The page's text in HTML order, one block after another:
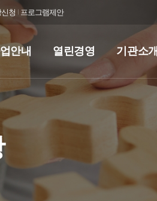
청 프로그램제안
안내 열린경영 기관소개